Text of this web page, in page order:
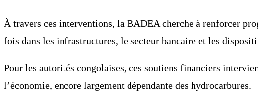
À travers ces interventions, la BADEA cherche à renforcer
fois dans les infrastructures, le secteur bancaire et les
Pour les autorités congolaises, ces soutiens financiers
l’économie, encore largement dépendante des hydrocarbures.